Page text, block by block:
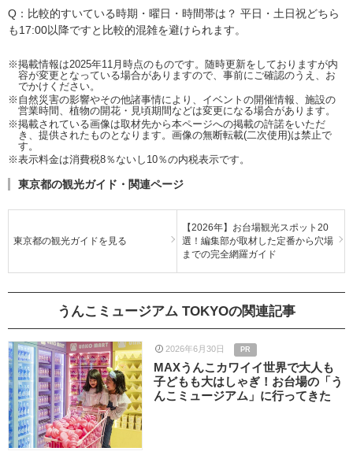
Q：比較的すいている時期・曜日・時間帯は？ 平日・土日祝どちら
も17:00以降ですと比較的混雑を避けられます。
※掲載情報は2025年11月時点のものです。随時更新をしておりますが内
容が変更となっている場合がありますので、事前にご確認のうえ、お
でかけください。
※自然災害の影響やその他諸事情により、イベントの開催情報、施設の
営業時間、植物の開花・見頃期間などは変更になる場合があります。
※掲載されている画像は取材先から本ページへの掲載の許諾をいただ
き、提供されたものとなります。画像の無断転載(二次使用)は禁止で
す。
※表示料金は消費税8％ないし10％の内税表示です。
東京都の観光ガイド・関連ページ
東京都の観光ガイドを見る
【2026年】お台場観光スポット20
選！編集部が取材した定番から穴場
までの完全網羅ガイド
うんこミュージアム TOKYOの関連記事
2026年6月30日 PR
MAXうんこカワイイ世界で大人も
子どもも大はしゃぎ！お台場の「う
んこミュージアム」に行ってきた